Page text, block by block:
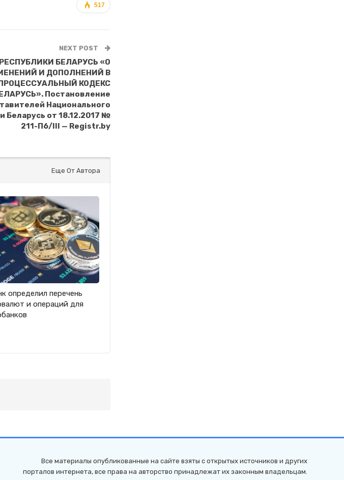
517
NEXT POST
БЕЛАРУСЬ «О
И ДОПОЛНЕНИЙ В
КОДЕКС
Постановление
Национального
Беларусь от 18.12.2017 №
211-П6/III — Registr.by
Еще От Автора
определил перечень
и операций для
Все материалы опубликованные на сайте взяты с открытых источников и других
порталов интернета, все права на авторство принадлежат их законным владельцам.